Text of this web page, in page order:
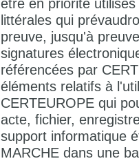
littérales qui
preuve, jusqu'à
signatures
référencées par
éléments relatifs à
CERTEUROPE qui
acte, fichier,
support informatique
MARCHE dans une